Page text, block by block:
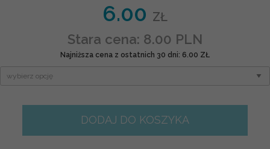
6.00 ZŁ
Stara cena: 8.00 PLN
Najniższa cena z ostatnich 30 dni: 6.00 ZŁ
DODAJ DO KOSZYKA